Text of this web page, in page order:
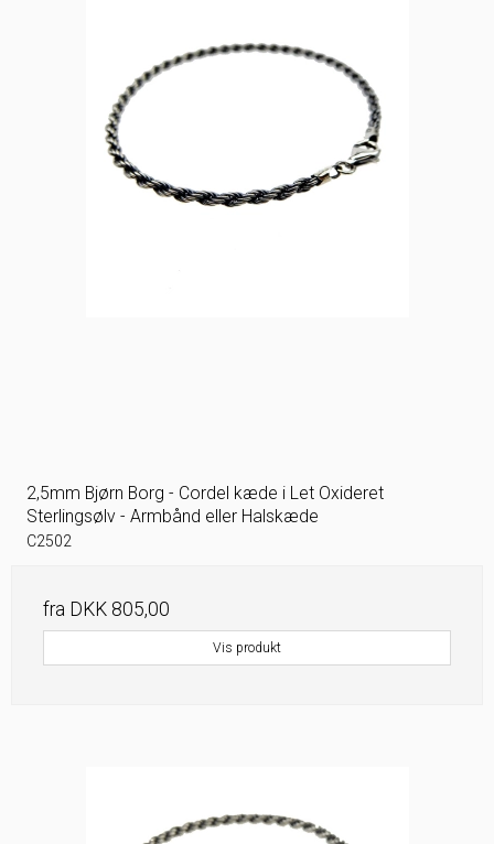
2,5mm Bjørn Borg - Cordel kæde i Let Oxideret
Sterlingsølv - Armbånd eller Halskæde
C2502
fra DKK 805,00
Vis produkt